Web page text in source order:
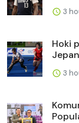
3
Hoki
3